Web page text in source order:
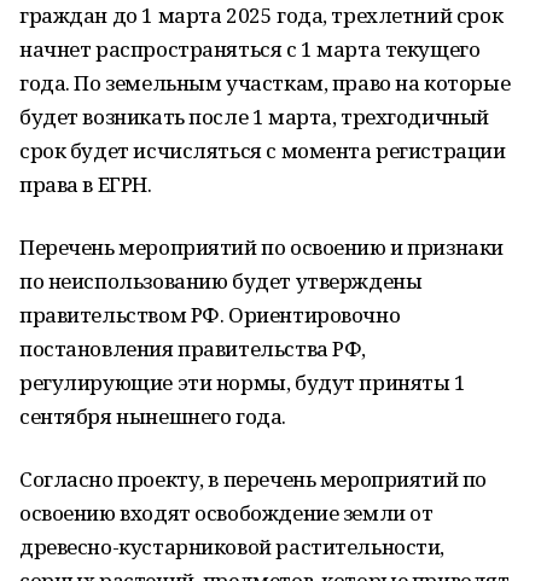
граждан до 1 марта 2025 года, трехлетний срок
начнет распространяться с 1 марта текущего
года. По земельным участкам, право на которые
будет возникать после 1 марта, трехгодичный
срок будет исчисляться с момента регистрации
права в ЕГРН.
Перечень мероприятий по освоению и признаки
по неиспользованию будет утверждены
правительством РФ. Ориентировочно
постановления правительства РФ,
регулирующие эти нормы, будут приняты 1
сентября нынешнего года.
Согласно проекту, в перечень мероприятий по
освоению входят освобождение земли от
древесно-кустарниковой растительности,